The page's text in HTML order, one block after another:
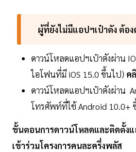
ผู้ที่ยังไม่มีแอปฯเป๋าตัง ต้อง
ดาวน์โหลดแอปฯเป๋าตังผ่าน
ไอโฟนที่มี iOS 15.0 ขึ้นไป) ค
ดาวน์โหลดแอปฯเป๋าตังผ่าน
โทรศัพท์ที่ใช้ Android 10.0+
ขั้นตอนการดาวน์โหลดและติดตั้ง
เข้าร่วมโครงการคนละครึ่งพลัส